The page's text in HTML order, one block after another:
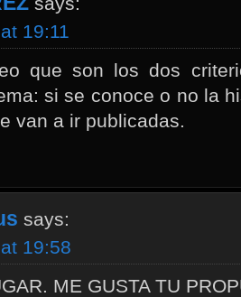
19:11
que son los dos
si se conoce o no la
van a ir publicadas.
says:
19:58
ME GUSTA TU